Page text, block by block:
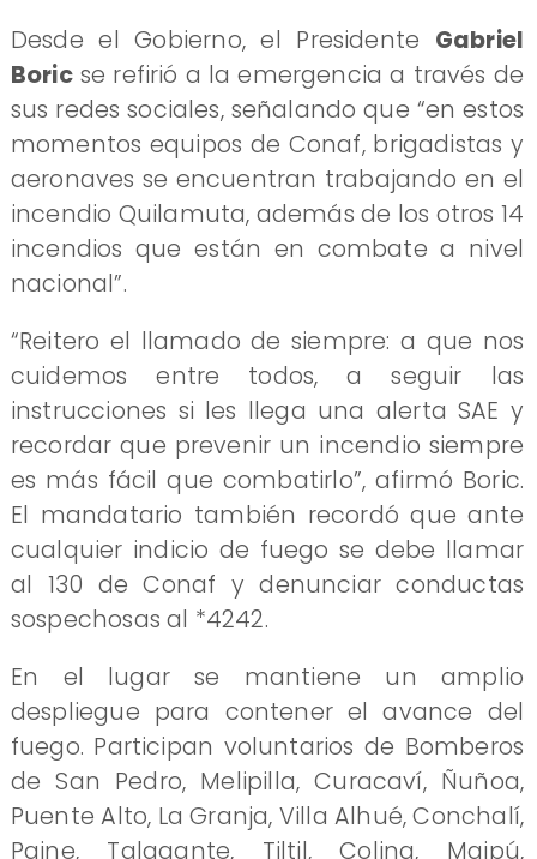
Desde el Gobierno, el Presidente Gabriel
Boricse refirió a la emergencia a través de
sus redes sociales, señalando que “en estos
momentos equipos de Conaf, brigadistas y
aeronaves se encuentran trabajando en el
incendio Quilamuta, además de los otros 14
incendios que están en combate a nivel
nacional”.
“Reitero el llamado de siempre: a que nos
cuidemos entre todos, a seguir las
instrucciones si les llega una alerta SAE y
recordar que prevenir un incendio siempre
es más fácil que combatirlo”, afirmó Boric.
El mandatario también recordó que ante
cualquier indicio de fuego se debe llamar
al 130 de Conaf y denunciar conductas
sospechosas al *4242.
En el lugar se mantiene un amplio
despliegue para contener el avance del
fuego. Participan voluntarios de Bomberos
de San Pedro, Melipilla, Curacaví, Ñuñoa,
Puente Alto, La Granja, Villa Alhué, Conchalí,
Paine, Talagante, Tiltil, Colina, Maipú,